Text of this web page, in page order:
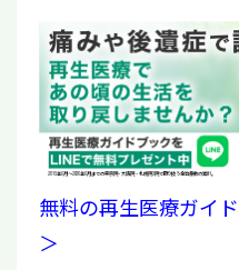
2019年6月〜2026年6月までの東京院・大阪院・札幌院3院で取り扱う全治療数の累計。
無料の再生医療ガイ
＞